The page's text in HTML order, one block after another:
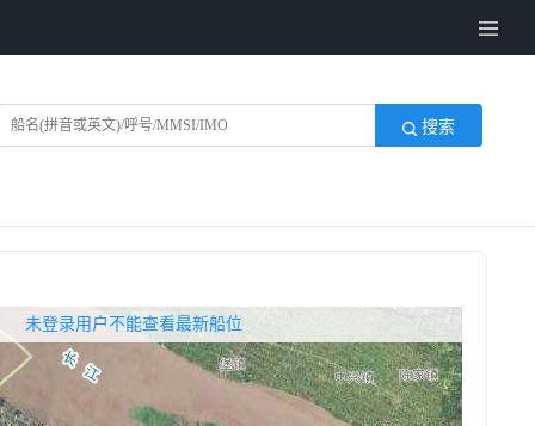
搜索
未登录用户不能查看最新船位
无权查看最新船位，请联系开通